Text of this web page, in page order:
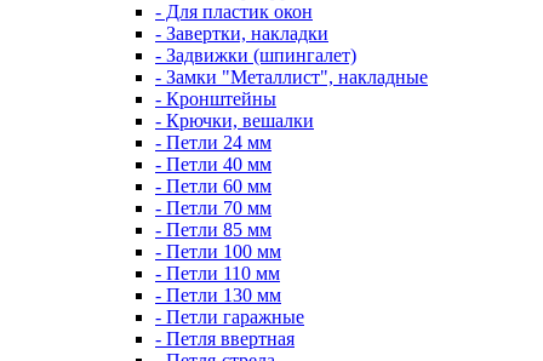
- Для пластик окон
- Завертки, накладки
- Задвижки (шпингалет)
- Замки "Металлист", накладные
- Кронштейны
- Крючки, вешалки
- Петли 24 мм
- Петли 40 мм
- Петли 60 мм
- Петли 70 мм
- Петли 85 мм
- Петли 100 мм
- Петли 110 мм
- Петли 130 мм
- Петли гаражные
- Петля ввертная